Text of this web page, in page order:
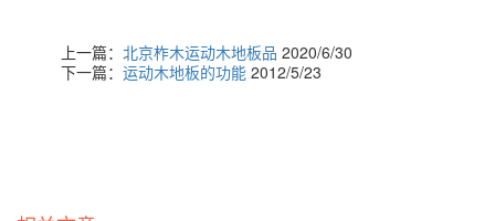
上一篇： 北京柞木运动木地板品 2020/6/30
下一篇： 运动木地板的功能 2012/5/23